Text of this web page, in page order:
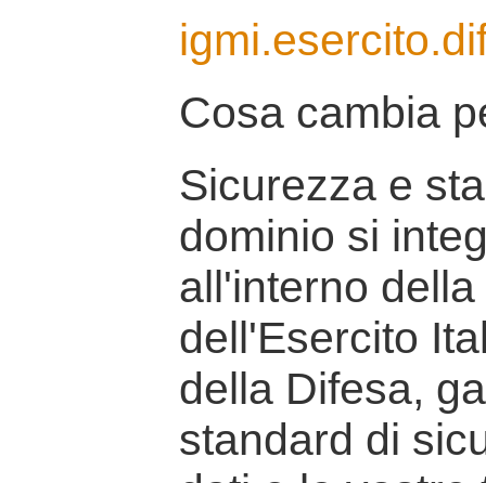
Cosa cambia
Sicurezza e
dominio si
all'interno
dell'Esercito
della Difesa,
standard di